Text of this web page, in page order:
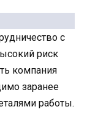
с
риск
компания
заранее
работы.